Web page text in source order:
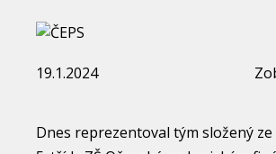
19.1.2024
Dnes reprezentoval tým složený ze